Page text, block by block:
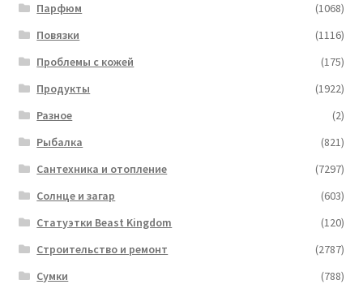
Парфюм
(1068)
Повязки
(1116)
Проблемы с кожей
(175)
Продукты
(1922)
Разное
(2)
Рыбалка
(821)
Сантехника и отопление
(7297)
Солнце и загар
(603)
Статуэтки Beast Kingdom
(120)
Строительство и ремонт
(2787)
Сумки
(788)